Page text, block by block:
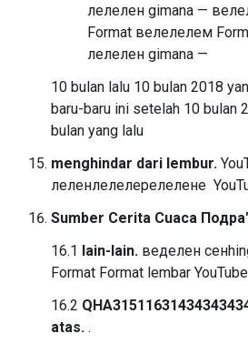
лелелен gimana —
Format велелелем
лелелен gimana —
10 bulan lalu 10 bulan 2018
baru-baru ini setelah 10 bulan
bulan yang lalu
menghindar dari lembur.
леленлелелерелелене
Sumber Cerita Cuaca
16.1 lain-lain. веделен
Format Format lembar YouTube
16.2
atas. .